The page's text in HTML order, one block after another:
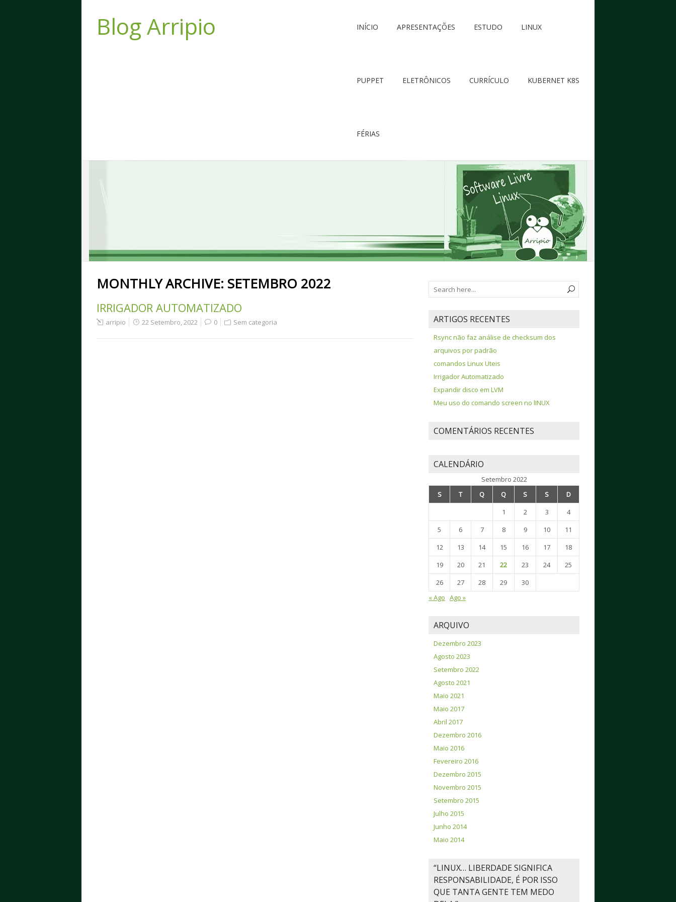
Blog Arripio INÍCIO APRESENTAÇÕES ESTUDO LINUX
PUPPET ELETRÔNICOS CURRÍCULO KUBERNET K8S
FÉRIAS
MONTHLY ARCHIVE: SETEMBRO 2022
IRRIGADOR AUTOMATIZADO
arripio 22 Setembro, 2022 0 Sem categoria ARTIGOS RECENTES
Rsync não faz análise de checksum dos
arquivos por padrão
comandos Linux Uteis
Irrigador Automatizado
Expandir disco em LVM
Meu uso do comando screen no lINUX
COMENTÁRIOS RECENTES
CALENDÁRIO
Setembro 2022
S
T Q Q S S
D
1
2 3
4
5
6 7 8 9 10
11
12
13 14 15 16 17
18
19
20 21 22 23 24
25
26
27 28 29
30
« Ago Ago »
ARQUIVO
Dezembro 2023
Agosto 2023
Setembro 2022
Agosto 2021
Maio 2021
Maio 2017
Abril 2017
Dezembro 2016
Maio 2016
Fevereiro 2016
Dezembro 2015
Novembro 2015
Setembro 2015
Julho 2015
Junho 2014
Maio 2014
“LINUX… LIBERDADE SIGNIFICA
RESPONSABILIDADE, É POR ISSO
QUE TANTA GENTE TEM MEDO